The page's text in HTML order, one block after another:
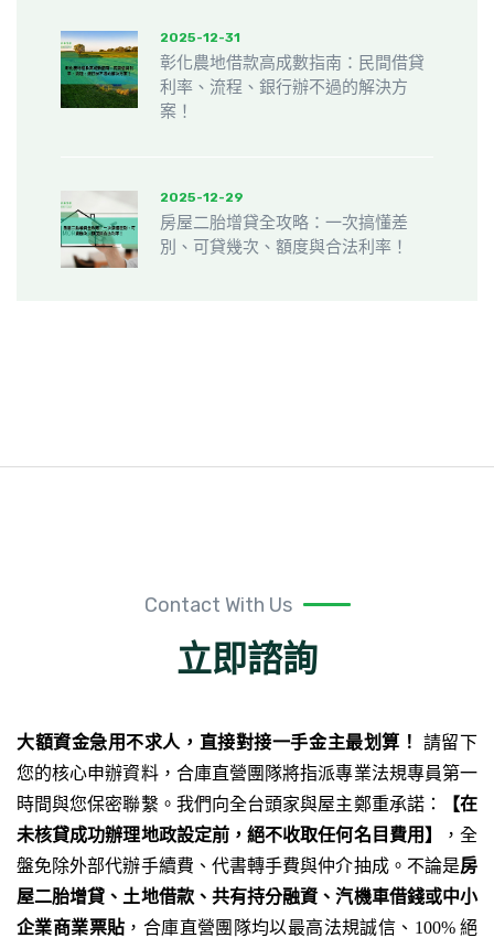
2025-12-31
彰化農地借款高成數指南：民間借貸
利率、流程、銀行辦不過的解決方
案！
2025-12-29
房屋二胎增貸全攻略：一次搞懂差
別、可貸幾次、額度與合法利率！
Contact With Us
立即諮詢
大額資金急用不求人，直接對接一手金主最划算！
請留下
您的核心申辦資料，合庫直營團隊將指派專業法規專員第一
時間與您保密聯繫。我們向全台頭家與屋主鄭重承諾：
【在
未核貸成功辦理地政設定前，絕不收取任何名目費用】
，全
盤免除外部代辦手續費、代書轉手費與仲介抽成。不論是房
屋二胎增貸、土地借款、共有持分融資、汽機車借錢或中小
企業商業票貼 ，合庫直營團隊均以最高法規誠信、100% 絕